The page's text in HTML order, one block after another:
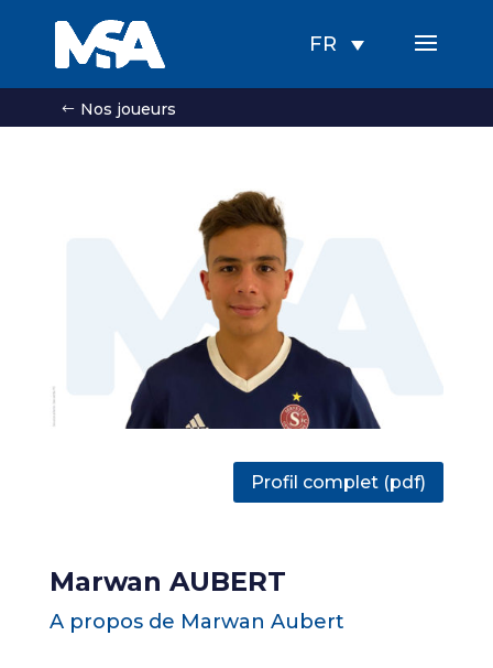
FR
Nos joueurs
Profil complet (pdf)
Marwan AUBERT
A propos de Marwan Aubert